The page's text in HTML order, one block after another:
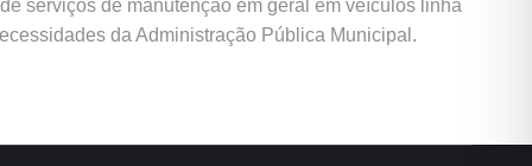
serviços de manutenção em geral em veículos linha
da Administração Pública Municipal.